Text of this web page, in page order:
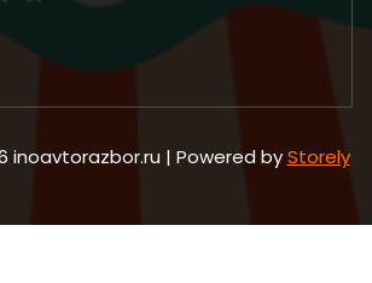
inoavtorazbor.ru | Powered byStorely